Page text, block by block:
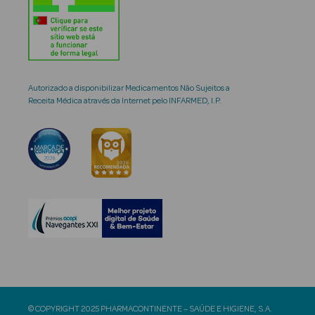
Autorizado a disponibilizar Medicamentos Não Sujeitos a
Receita Médica através da Internet pelo INFARMED, I.P.
© COPYRIGHT 2025 PHARMACONTINENTE – SAÚDE E HIGIENE, S.A.